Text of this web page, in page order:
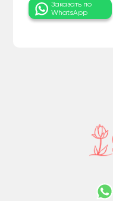
Заказать по
WhatsApp